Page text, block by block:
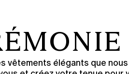
vêtements élégants que